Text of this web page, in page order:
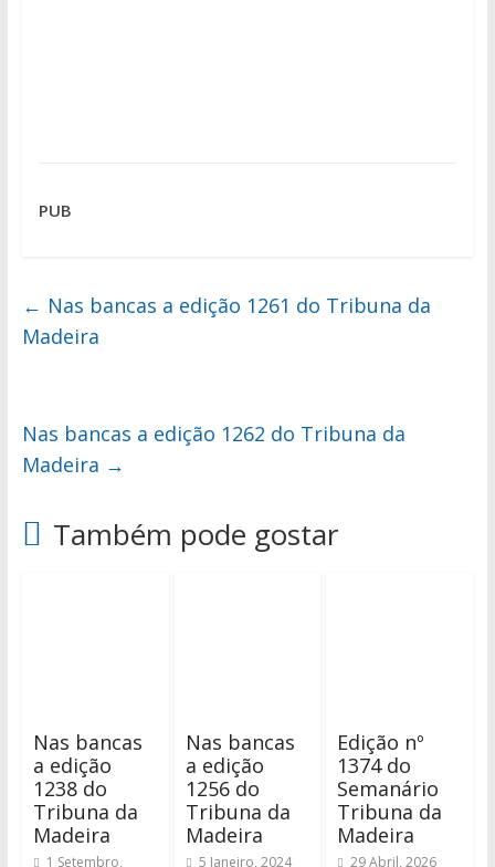
PUB
← Nas bancas a edição 1261 do Tribuna da
Madeira
Nas bancas a edição 1262 do Tribuna da
Madeira →
Também pode gostar
Nas bancas
a edição
1238 do
Tribuna da
Madeira
1 Setembro,
Nas bancas
a edição
1256 do
Tribuna da
Madeira
5 Janeiro, 2024
Edição nº
1374 do
Semanário
Tribuna da
Madeira
29 Abril, 2026